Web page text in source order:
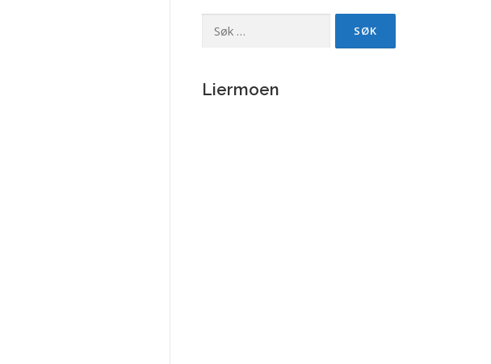
etter:
Liermoen